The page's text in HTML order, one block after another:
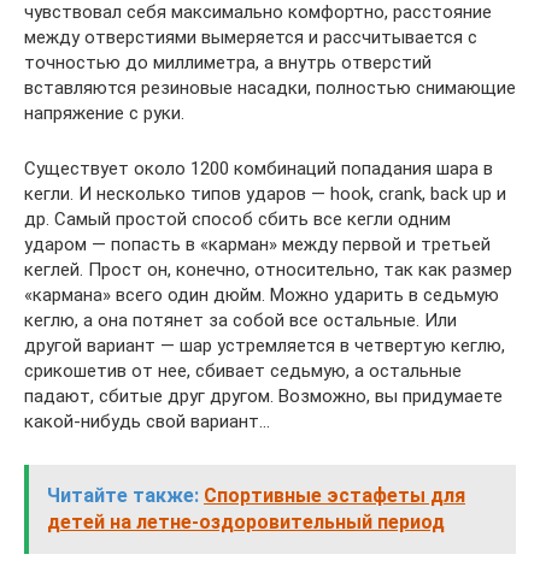
чувствовал себя максимально комфортно, расстояние
между отверстиями вымеряется и рассчитывается с
точностью до миллиметра, а внутрь отверстий
вставляются резиновые насадки, полностью снимающие
напряжение с руки.
Существует около 1200 комбинаций попадания шара в
кегли. И несколько типов ударов — hook, crank, back up и
др. Самый простой способ сбить все кегли одним
ударом — попасть в «карман» между первой и третьей
кеглей. Прост он, конечно, относительно, так как размер
«кармана» всего один дюйм. Можно ударить в седьмую
кеглю, а она потянет за собой все остальные. Или
другой вариант — шар устремляется в четвертую кеглю,
срикошетив от нее, сбивает седьмую, а остальные
падают, сбитые друг другом. Возможно, вы придумаете
какой-нибудь свой вариант…
Читайте также: Спортивные эстафеты для
детей на летне-оздоровительный период